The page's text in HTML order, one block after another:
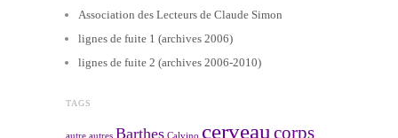
Association des Lecteurs de Claude Simon
lignes de fuite 1 (archives 2006)
lignes de fuite 2 (archives 2006-2010)
TAGS
autre autres Barthes Calvino cerveau corps